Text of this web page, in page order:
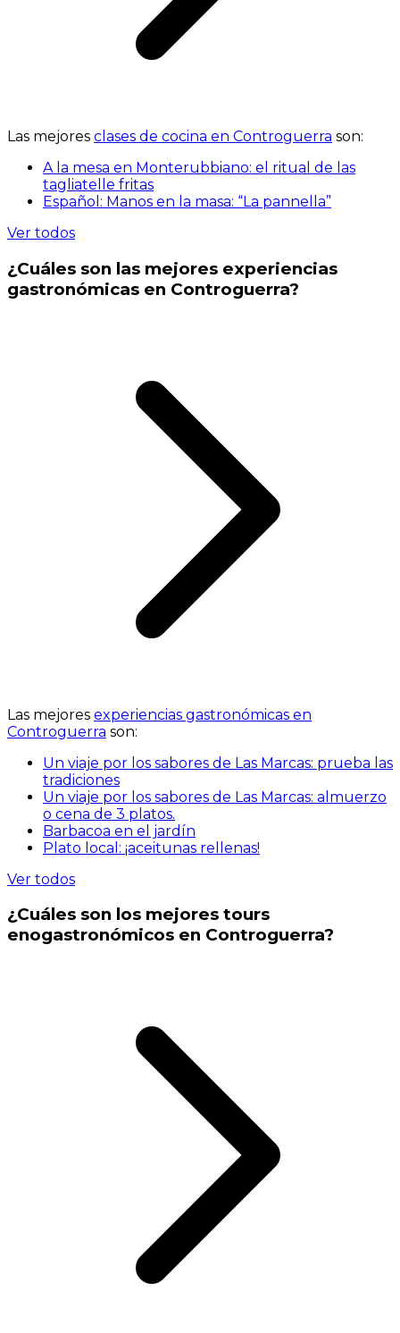
Las mejores clases de cocina en Controguerra son:
A la mesa en Monterubbiano: el ritual de las
tagliatelle fritas
Español: Manos en la masa: “La pannella”
Ver todos
¿Cuáles son las mejores experiencias
gastronómicas en Controguerra?
Las mejores experiencias gastronómicas en
Controguerra son:
Un viaje por los sabores de Las Marcas: prueba las
tradiciones
Un viaje por los sabores de Las Marcas: almuerzo
o cena de 3 platos.
Barbacoa en el jardín
Plato local: ¡aceitunas rellenas!
Ver todos
¿Cuáles son los mejores tours
enogastronómicos en Controguerra?